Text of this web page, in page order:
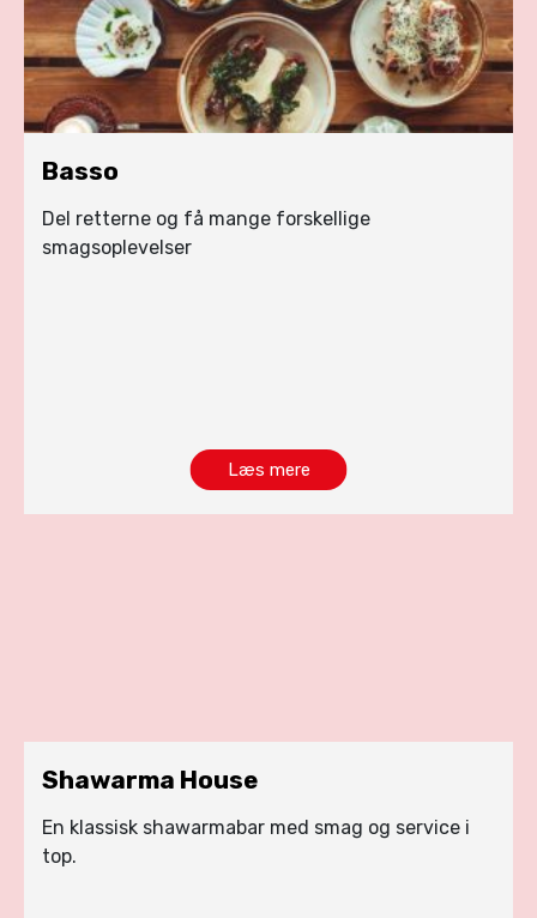
Basso
Del retterne og få mange forskellige
smagsoplevelser
Læs mere
Shawarma House
En klassisk shawarmabar med smag og service i
top.